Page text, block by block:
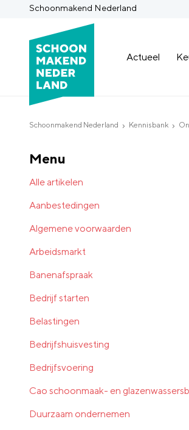
Schoonmakend Nederland
Actueel
Schoonmakend Nederland Kennisbank
Menu
Alle artikelen
Aanbestedingen
Algemene voorwaarden
Arbeidsmarkt
Banenafspraak
Bedrijf starten
Belastingen
Bedrijfshuisvesting
Bedrijfsvoering
Cao schoonmaak- en
Duurzaam ondernemen